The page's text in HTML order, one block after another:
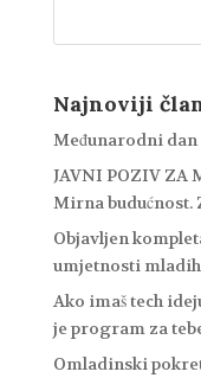
Najnoviji
Međunarodni
JAVNI POZIV ZA
Mirna budućnost.
Objavljen
umjetnosti
Ako imaš tech
je program za
Omladinski